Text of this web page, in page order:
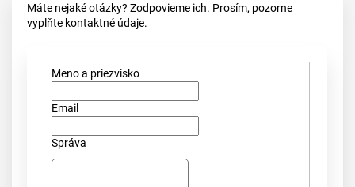
Máte nejaké otázky? Zodpovieme ich. Prosím, pozorne
vyplňte kontaktné údaje.
Meno a priezvisko
Email
Správa